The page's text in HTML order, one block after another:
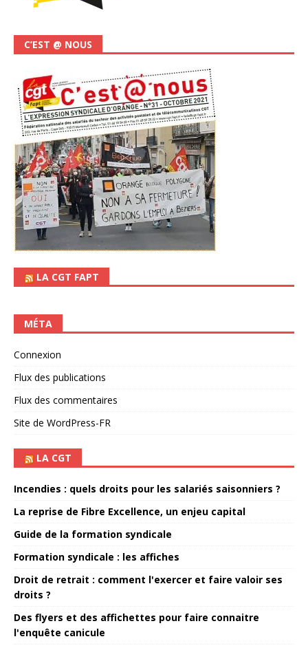
C’EST @ NOUS
LA CGT FAPT
MÉTA
Connexion
Flux des publications
Flux des commentaires
Site de WordPress-FR
LA CGT
Incendies : quels droits pour les salariés saisonniers ?
La reprise de Fibre Excellence, un enjeu capital
Guide de la formation syndicale
Formation syndicale : les affiches
Droit de retrait : comment l'exercer et faire valoir ses
droits ?
Des flyers et des affichettes pour faire connaitre
l'enquête canicule